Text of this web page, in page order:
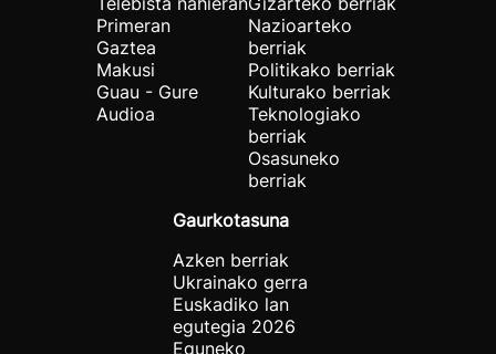
Primeran
Gaztea
Makusi
Guau - Gure
Audioa
Nazioarteko
berriak
Politikako berriak
Kulturako berriak
Teknologiako
berriak
Osasuneko
berriak
Gaurkotasuna
Azken berriak
Ukrainako gerra
Euskadiko lan
egutegia 2026
Eguneko